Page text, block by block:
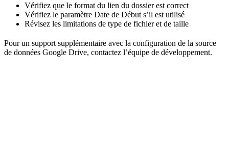
Vérifiez que le format du lien du dossier est correct
Vérifiez le paramètre Date de Début s’il est utilisé
Révisez les limitations de type de fichier et de taille
Pour un support supplémentaire avec la configuration de la source
de données Google Drive, contactez l’équipe de développement.